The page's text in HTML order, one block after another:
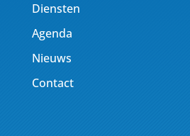
Diensten
Agenda
Nieuws
Contact